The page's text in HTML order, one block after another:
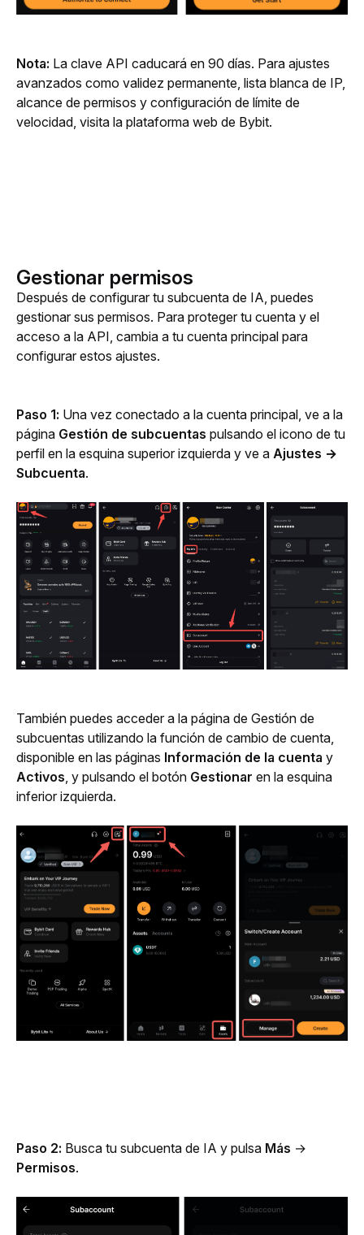
Nota: La clave API caducará en 90 días. Para ajustes
avanzados como validez permanente, lista blanca de IP,
alcance de permisos y configuración de límite de
velocidad, visita la plataforma web de Bybit.
Gestionar permisos
Después de configurar tu subcuenta de IA, puedes
gestionar sus permisos. Para proteger tu cuenta y el
acceso a la API, cambia a tu cuenta principal para
configurar estos ajustes.
Paso 1: Una vez conectado a la cuenta principal, ve a la
página Gestión de subcuentas pulsando el icono de tu
perfil en la esquina superior izquierda y ve a Ajustes →
Subcuenta.
También puedes acceder a la página de Gestión de
subcuentas utilizando la función de cambio de cuenta,
disponible en las páginas Información de la cuenta
Activos, y pulsando el botón Gestionar en la esquina
inferior izquierda.
Paso 2: Busca tu subcuenta de IA y pulsa Más
Permisos.